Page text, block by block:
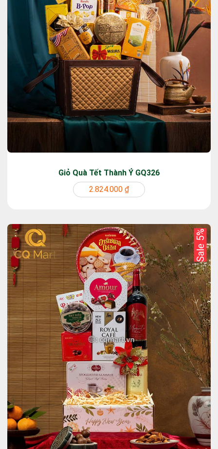
Giỏ Quà Tết Thành Ý GQ326
2.824.000 ₫
Sale 5%